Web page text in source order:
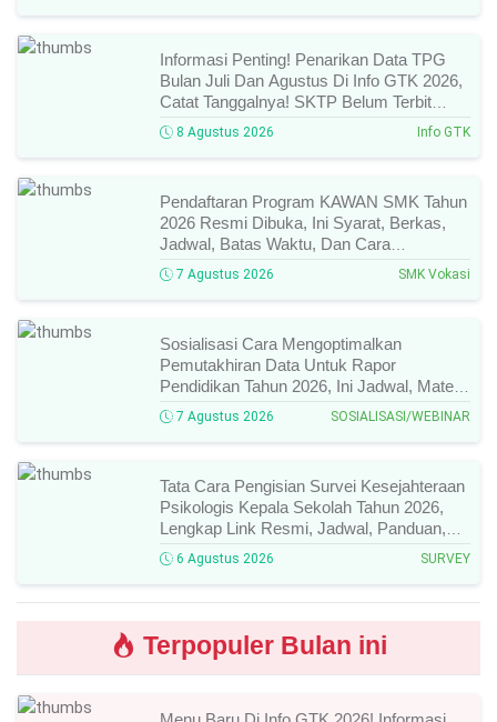
Informasi Penting! Penarikan Data TPG
Bulan Juli Dan Agustus Di Info GTK 2026,
Catat Tanggalnya! SKTP Belum Terbit
Januari–Juni, Ini Prosesnya!
8 Agustus 2026 Info GTK
Pendaftaran Program KAWAN SMK Tahun
2026 Resmi Dibuka, Ini Syarat, Berkas,
Jadwal, Batas Waktu, Dan Cara
Pendaftarannya!
7 Agustus 2026 SMK Vokasi
Sosialisasi Cara Mengoptimalkan
Pemutakhiran Data Untuk Rapor
Pendidikan Tahun 2026, Ini Jadwal, Materi,
Narasumber, Dan Link Mengikutinya!
7 Agustus 2026 SOSIALISASI/WEBINAR
Tata Cara Pengisian Survei Kesejahteraan
Psikologis Kepala Sekolah Tahun 2026,
Lengkap Link Resmi, Jadwal, Panduan,
Dan Hal Yang Wajib Diperhatikan!
6 Agustus 2026 SURVEY
Terpopuler Bulan ini